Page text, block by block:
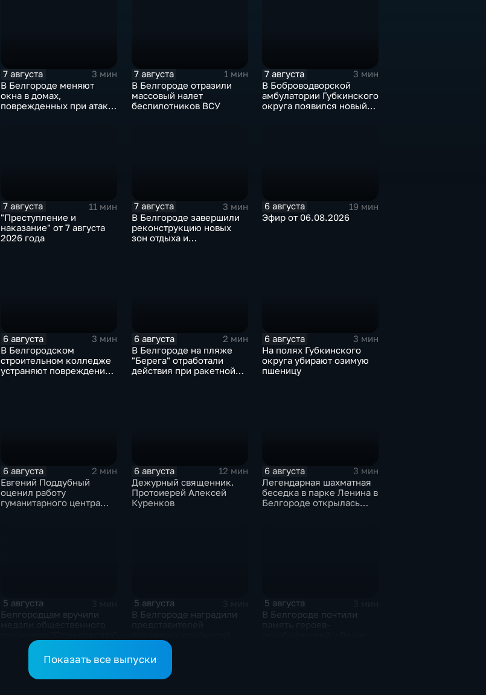
7 августа
3 мин
В Белгороде меняют
окна в домах,
поврежденных при атаке
7 августа
1 мин
В Белгороде отразили
массовый налет
беспилотников ВСУ
7 августа
3 мин
В Боброводворской
амбулатории Губкинского
округа появился новый
7 августа
11 мин
"Преступление и
наказание" от 7 августа
2026 года
7 августа
3 мин
В Белгороде завершили
реконструкцию новых
зон отдыха и
6 августа
19 мин
Эфир от 06.08.2026
6 августа
3 мин
В Белгородском
строительном колледже
устраняют повреждения
6 августа
2 мин
В Белгороде на пляже
"Берега" отработали
действия при ракетной
6 августа
3 мин
На полях Губкинского
округа убирают озимую
пшеницу
6 августа
2 мин
Евгений Поддубный
оценил работу
гуманитарного центра
6 августа
12 мин
Дежурный священник.
Протоиерей Алексей
Куренков
6 августа
3 мин
Легендарная шахматная
беседка в парке Ленина в
Белгороде открылась
5 августа
Белгородцам вручили
5 августа
В Белгороде наградили
5 августа
В Белгороде почтили
Показать все выпуски